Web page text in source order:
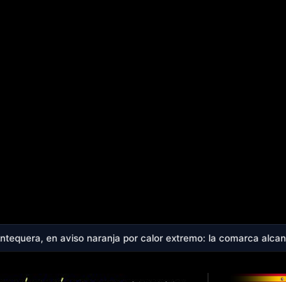
por calor extremo: la comarca alcanzará los 40 ºC